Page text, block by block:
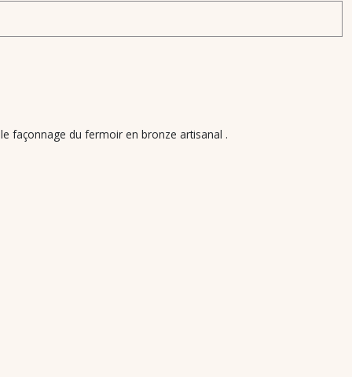
façonnage du fermoir en bronze artisanal .